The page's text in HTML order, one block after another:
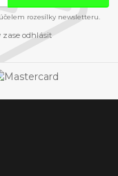
rozesílky newsletteru.
odhlásit